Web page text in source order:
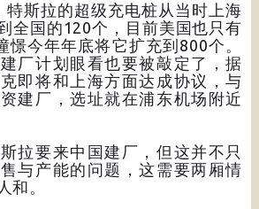
特斯拉的超级充电桩从当时上海
全国的120个，目前美国也只有
憬今年年底将它扩充到800个。
厂计划眼看也要被敲定了，据
即将和上海方面达成协议，与
建厂，选址就在浦东机场附近
拉要来中国建厂，但这并不只
与产能的问题，这需要两厢情
和。